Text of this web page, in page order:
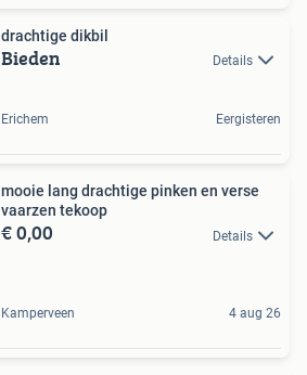
drachtige dikbil
Bieden Details
Erichem Eergisteren
mooie lang drachtige pinken en verse
vaarzen tekoop
€ 0,00 Details
Kamperveen 4 aug 26